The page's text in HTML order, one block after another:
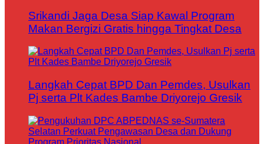
Srikandi Jaga Desa Siap Kawal Program
Makan Bergizi Gratis hingga Tingkat Desa
Langkah Cepat BPD Dan Pemdes, Usulkan
Pj serta Plt Kades Bambe Driyorejo Gresik